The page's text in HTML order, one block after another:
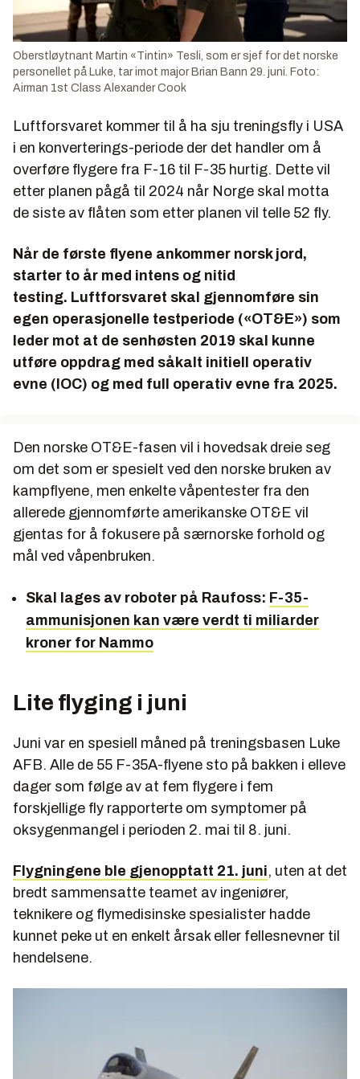
Oberstløytnant Martin «Tintin» Tesli, som er sjef for det norske
personellet på Luke, tar imot major Brian Bann 29. juni. Foto:
Airman 1st Class Alexander Cook
Luftforsvaret kommer til å ha sju treningsfly i USA
i en konverterings-periode der det handler om å
overføre flygere fra F-16 til F-35 hurtig. Dette vil
etter planen pågå til 2024 når Norge skal motta
de siste av flåten som etter planen vil telle 52 fly.
Når de første flyene ankommer norsk jord,
starter to år med intens og nitid
testing. Luftforsvaret skal gjennomføre sin
egen operasjonelle testperiode («OT&E») som
leder mot at de senhøsten 2019 skal kunne
utføre oppdrag med såkalt initiell operativ
evne (IOC) og med full operativ evne fra 2025.
Den norske OT&E-fasen vil i hovedsak dreie seg
om det som er spesielt ved den norske bruken av
kampflyene, men enkelte våpentester fra den
allerede gjennomførte amerikanske OT&E vil
gjentas for å fokusere på særnorske forhold og
mål ved våpenbruken.
Skal lages av roboter på Raufoss: F-35-
ammunisjonen kan være verdt ti miliarder
kroner for Nammo
Lite flyging i juni
Juni var en spesiell måned på treningsbasen Luke
AFB. Alle de 55 F-35A-flyene sto på bakken i elleve
dager som følge av at fem flygere i fem
forskjellige fly rapporterte om symptomer på
oksygenmangel i perioden 2. mai til 8. juni.
Flygningene ble gjenopptatt 21. juni, uten at det
bredt sammensatte teamet av ingeniører,
teknikere og flymedisinske spesialister hadde
kunnet peke ut en enkelt årsak eller fellesnevner til
hendelsene.